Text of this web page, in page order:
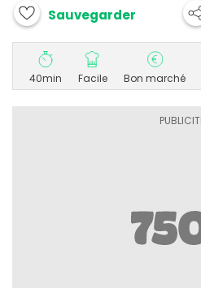
Sauvegarder
40min Facile Bon marché